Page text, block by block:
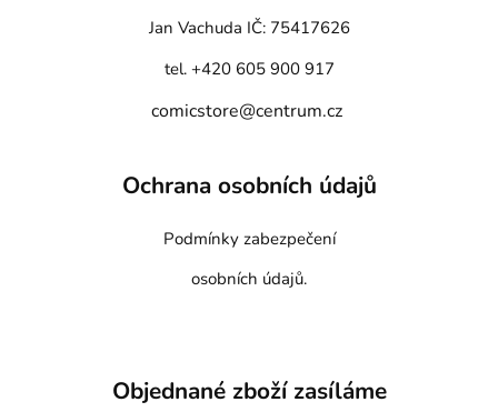
Jan Vachuda IČ: 75417626
tel. +420 605 900 917
comicstore@centrum.cz
Ochrana osobních údajů
Podmínky zabezpečení
osobních údajů.
Objednané zboží zasíláme